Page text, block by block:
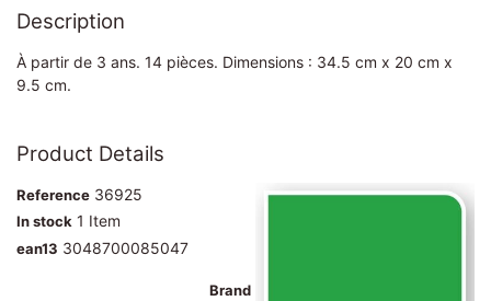
Description
À partir de 3 ans. 14 pièces. Dimensions : 34.5 cm x 20 cm x
9.5 cm.
Product Details
Brand
Reference 36925
In stock 1 Item
ean13 3048700085047